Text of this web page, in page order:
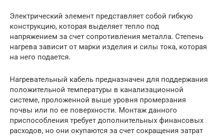
Электрический элемент представляет собой гибкую
конструкцию, которая выделяет тепло под
напряжением за счет сопротивления металла. Степень
нагрева зависит от марки изделия и силы тока, которая
на него подается.
Нагревательный кабель предназначен для поддержания
положительной температуры в канализационной
системе, проложенной выше уровня промерзания
почвы или по ее поверхности. Монтаж данного
приспособления требует дополнительных финансовых
расходов, но они окупаются за счет сокращения затрат